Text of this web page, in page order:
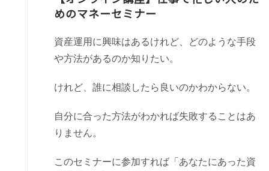
めのマネーセミナー
資産運用に興味はあるけれど、どのような手段
や方法があるのか知りたい。
けれど、誰に相談したら良いのかわからない。
自分に合った方法がわかれば失敗することはあ
りません。
このセミナーに参加すれば「あなたにあった資